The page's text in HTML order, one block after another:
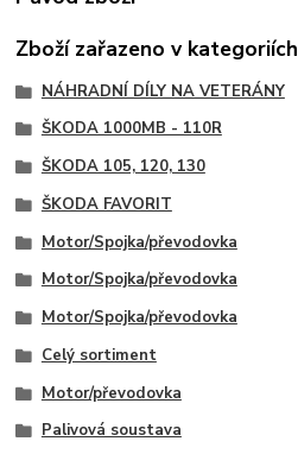
Zboží zařazeno v kategoriích
NÁHRADNÍ DÍLY NA VETERÁNY
ŠKODA 1000MB - 110R
ŠKODA 105, 120, 130
ŠKODA FAVORIT
Motor/Spojka/převodovka
Motor/Spojka/převodovka
Motor/Spojka/převodovka
Celý sortiment
Motor/převodovka
Palivová soustava